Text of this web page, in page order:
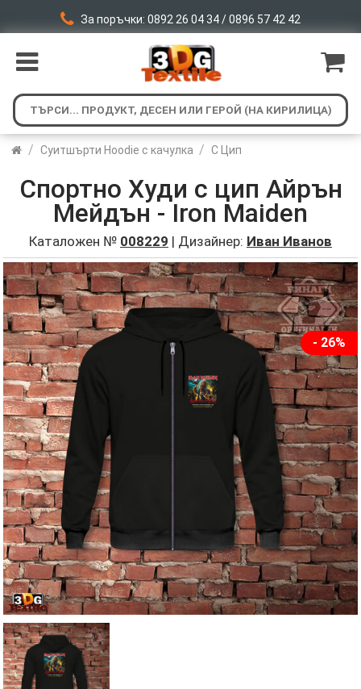
За поръчки: 0892 26 04 34 / 0896 57 42 42
/ Суитшърти Hoodie с качулка / С Цип
Спортно Худи с цип Айрън
Мейдън - Iron Maiden
Каталожен № 008229 | Дизайнер: Иван Иванов
- 26%